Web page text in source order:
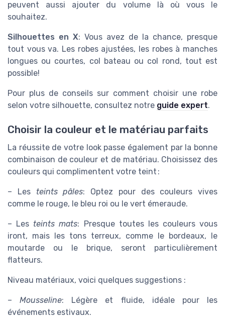
peuvent aussi ajouter du volume là où vous le
souhaitez.
Silhouettes en X: Vous avez de la chance, presque
tout vous va. Les robes ajustées, les robes à manches
longues ou courtes, col bateau ou col rond, tout est
possible!
Pour plus de conseils sur comment choisir une robe
selon votre silhouette, consultez notre guide expert.
Choisir la couleur et le matériau parfaits
La réussite de votre look passe également par la bonne
combinaison de couleur et de matériau. Choisissez des
couleurs qui complimentent votre teint :
– Les teints pâles: Optez pour des couleurs vives
comme le rouge, le bleu roi ou le vert émeraude.
– Les teints mats: Presque toutes les couleurs vous
iront, mais les tons terreux, comme le bordeaux, le
moutarde ou le brique, seront particulièrement
flatteurs.
Niveau matériaux, voici quelques suggestions :
–Mousseline: Légère et fluide, idéale pour les
événements estivaux.